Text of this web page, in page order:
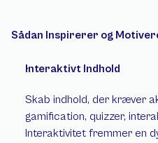
Sådan Inspirerer og
Interaktivt Indhold
Skab indhold, der kræver
gamification, quizzer,
Interaktivitet fremmer en